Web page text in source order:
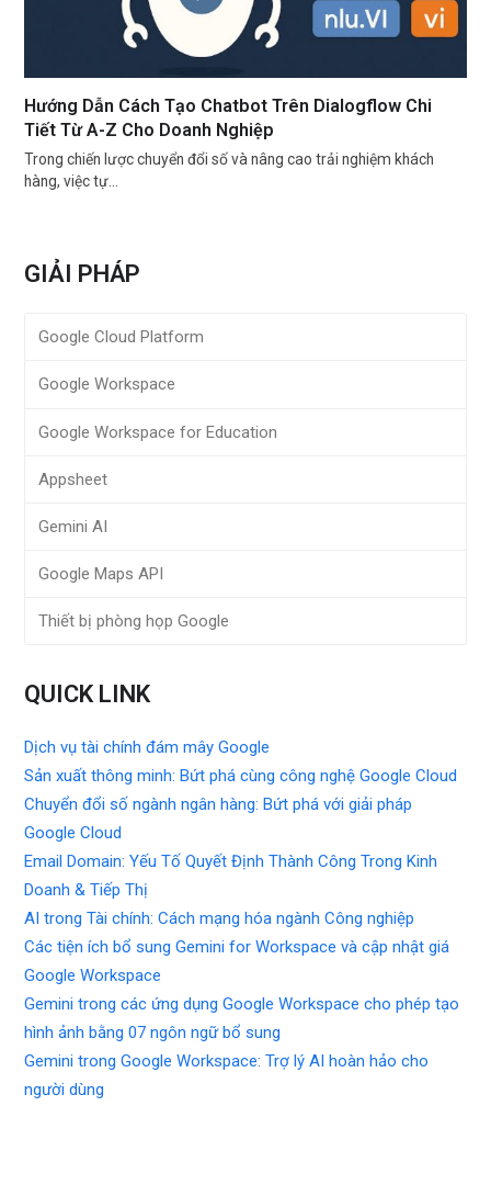
Hướng Dẫn Cách Tạo Chatbot Trên Dialogflow Chi
Tiết Từ A-Z Cho Doanh Nghiệp
Trong chiến lược chuyển đổi số và nâng cao trải nghiệm khách
hàng, việc tự…
GIẢI PHÁP
Google Cloud Platform
Google Workspace
Google Workspace for Education
Appsheet
Gemini AI
Google Maps API
Thiết bị phòng họp Google
QUICK LINK
Dịch vụ tài chính đám mây Google
Sản xuất thông minh: Bứt phá cùng công nghệ Google Cloud
Chuyển đổi số ngành ngân hàng: Bứt phá với giải pháp
Google Cloud
Email Domain: Yếu Tố Quyết Định Thành Công Trong Kinh
Doanh & Tiếp Thị
AI trong Tài chính: Cách mạng hóa ngành Công nghiệp
Các tiện ích bổ sung Gemini for Workspace và cập nhật giá
Google Workspace
Gemini trong các ứng dụng Google Workspace cho phép tạo
hình ảnh bằng 07 ngôn ngữ bổ sung
Gemini trong Google Workspace: Trợ lý AI hoàn hảo cho
người dùng